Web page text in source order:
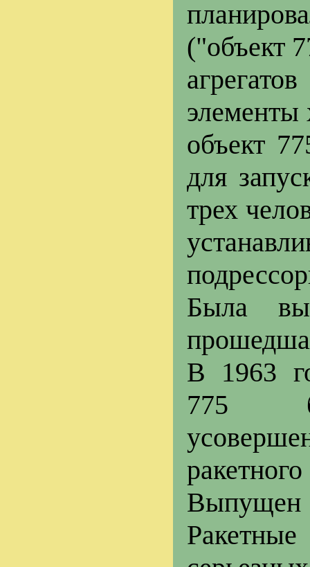
("объект
элементы
объект
для
трех
Была
В 1963
775